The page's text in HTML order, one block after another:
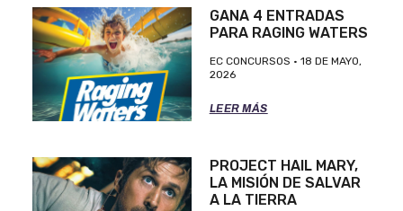
GANA 4 ENTRADAS
PARA RAGING WATERS
EC CONCURSOS
18 DE MAYO,
2026
LEER MÁS
PROJECT HAIL MARY,
LA MISIÓN DE SALVAR
A LA TIERRA